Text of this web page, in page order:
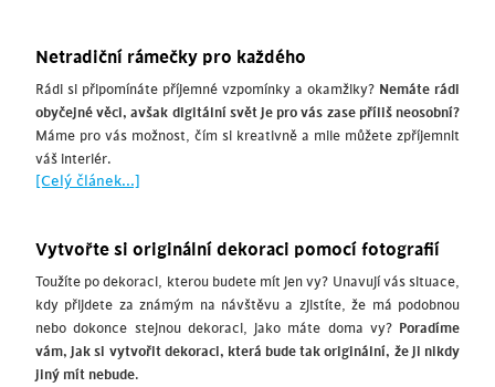
Netradiční rámečky pro každého
Rádi si připomínáte příjemné vzpomínky a okamžiky? Nemáte rádi
obyčejné věci, avšak digitální svět je pro vás zase příliš neosobní?
Máme pro vás možnost, čím si kreativně a mile můžete zpříjemnit
váš interiér.
[Celý článek...]
Vytvořte si originální dekoraci pomocí fotografií
Toužíte po dekoraci, kterou budete mít jen vy? Unavují vás situace,
kdy přijdete za známým na návštěvu a zjistíte, že má podobnou
nebo dokonce stejnou dekoraci, jako máte doma vy? Poradíme
vám, jak si vytvořit dekoraci, která bude tak originální, že ji nikdy
jiný mít nebude.